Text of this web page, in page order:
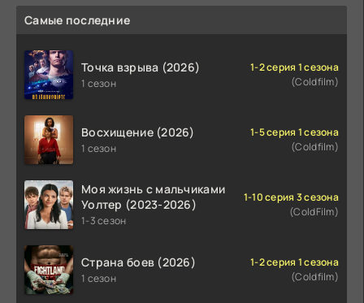
Самые последние
Точка взрыва (2026)
1 сезон
1-2 серия 1 сезона
(Coldfilm)
Восхищение (2026)
1 сезон
1-5 серия 1 сезона
(Coldfilm)
Моя жизнь с мальчиками
Уолтер (2023-2026)
1-3 сезон
1-10 серия 3 сезона
(ColdFilm)
Страна боев (2026)
1 сезон
1-2 серия 1 сезона
(Coldfilm)